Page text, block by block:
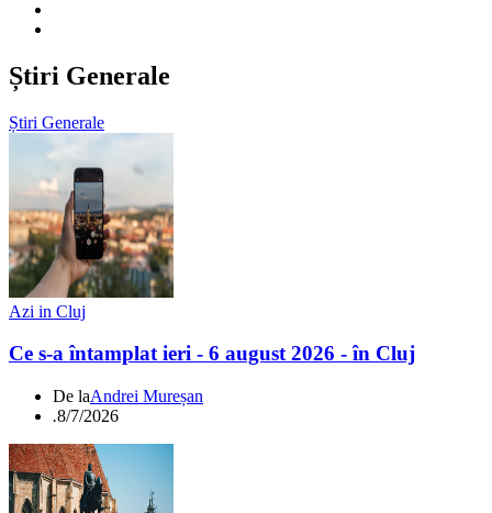
Știri Generale
Știri Generale
Azi in Cluj
Ce s-a întamplat ieri - 6 august 2026 - în Cluj
De laAndrei Mureșan
.8/7/2026